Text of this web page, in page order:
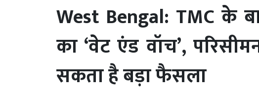
West Bengal: TMC के
का ‘वेट एंड वॉच’,
सकता है बड़ा फैसला